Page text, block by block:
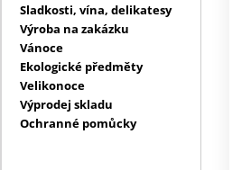
Sladkosti, vína, delikatesy
Výroba na zakázku
Vánoce
Ekologické předměty
Velikonoce
Výprodej skladu
Ochranné pomůcky